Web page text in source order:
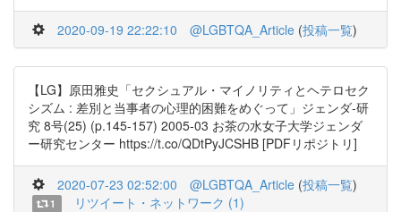
2020-09-19 22:22:10 @LGBTQA_Article (投稿一覧)
【LG】原田雅史「セクシュアル・マイノリティとヘテロセク
シズム : 差別と当事者の心理的困難をめぐって」ジェンダ-研
究 8号(25) (p.145-157) 2005-03 お茶の水女子大学ジェンダ
ー研究センター https://t.co/QDtPyJCSHB [PDFリポジトリ]
2020-07-23 02:52:00 @LGBTQA_Article (投稿一覧)
1 リツイート・ネットワーク (1)